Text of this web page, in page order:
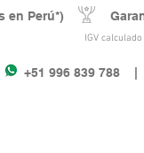
IGV
+51 996 839 788 |
en Perú*)